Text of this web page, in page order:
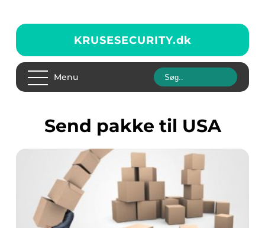
KRUSESECURITY.dk
Menu
Send pakke til USA